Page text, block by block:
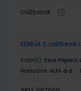
Udžbenik
KEMIJA 2;
Autor(i): Zora
Nakladnik: ALFA d.d.